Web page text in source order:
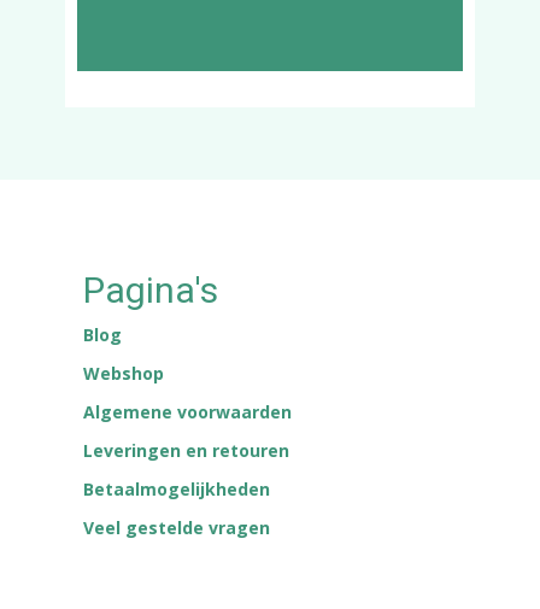
Pagina's
Blog
Webshop
Algemene voorwaarden
Leveringen en retouren
Betaalmogelijkheden
Veel gestelde vragen